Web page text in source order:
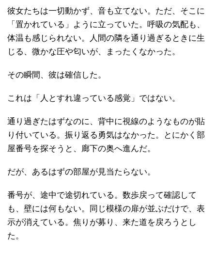
彼女たちは一切動かず、音も立てない。ただ、そこに
「置かれている」ように立っていた。呼吸の気配も、
体温も感じられない。人間の隣を通り過ぎるときに生
じる、微かな圧や匂いが、まったくなかった。
その瞬間、彼は確信した。
これは「人とすれ違っている感覚」ではない。
通り過ぎたはずなのに、背中に視線のようなものが貼
り付いている。振り返る勇気はなかった。とにかく部
屋番号を探そうと、廊下の奥へ進んだ。
だが、あるはずの部屋が見当たらない。
番号が、途中で途切れている。数歩戻って確認して
も、壁には何もない。同じ模様の扉が並ぶだけで、表
示が消えている。焦りが募り、来た道を戻ろうとし
た。